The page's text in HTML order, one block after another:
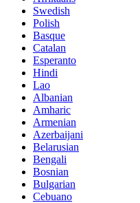
Swedish
Polish
Basque
Catalan
Esperanto
Hindi
Lao
Albanian
Amharic
Armenian
Azerbaijani
Belarusian
Bengali
Bosnian
Bulgarian
Cebuano